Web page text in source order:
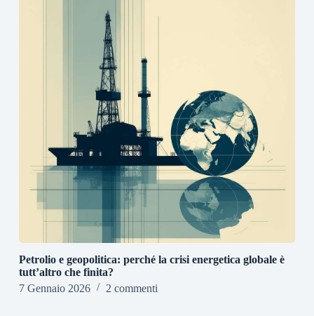
Petrolio e geopolitica: perché la crisi energetica globale è
tutt’altro che finita?
7 Gennaio 2026
2 commenti